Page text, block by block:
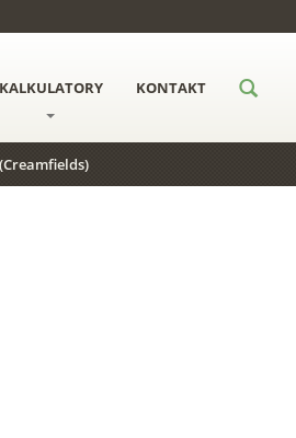
KALKULATORY KONTAKT